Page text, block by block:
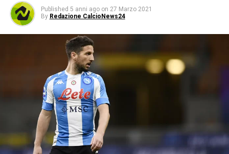
Published 5 anni ago on 27 Marzo 2021
By Redazione CalcioNews24